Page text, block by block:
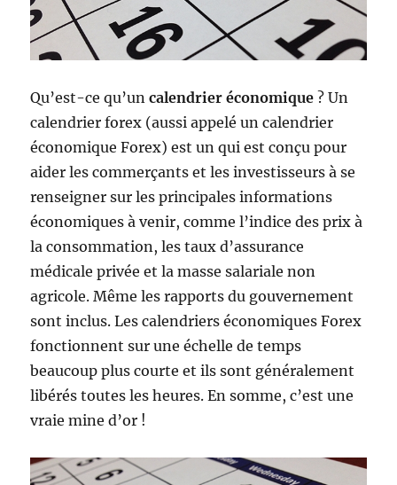
Qu’est-ce qu’uncalendrier économique ? Un
calendrier forex (aussi appelé un calendrier
économique Forex) est un qui est conçu pour
aider les commerçants et les investisseurs à se
renseigner sur les principales informations
économiques à venir, comme l’indice des prix à
la consommation, les taux d’assurance
médicale privée et la masse salariale non
agricole. Même les rapports du gouvernement
sont inclus. Les calendriers économiques Forex
fonctionnent sur une échelle de temps
beaucoup plus courte et ils sont généralement
libérés toutes les heures. En somme, c’est une
vraie mine d’or !